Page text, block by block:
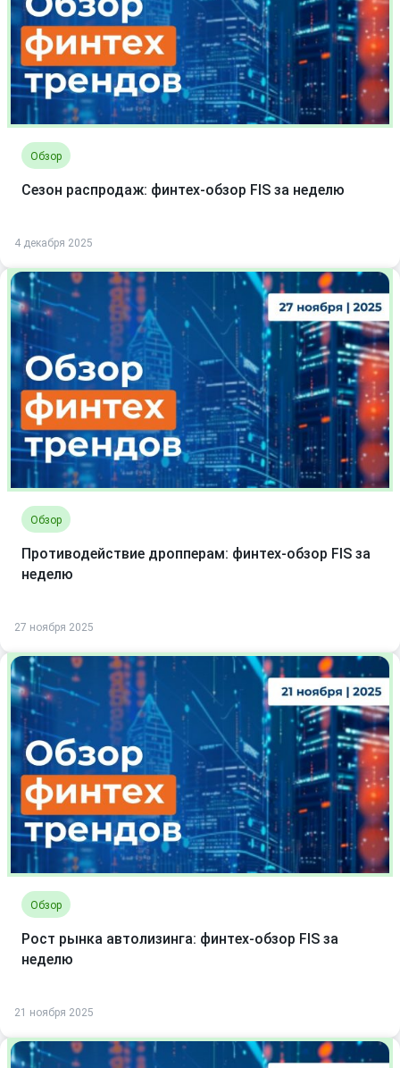
Обзор
Сезон распродаж: финтех-обзор FIS за неделю
4 декабря 2025
Обзор
Противодействие дропперам: финтех-обзор FIS за
неделю
27 ноября 2025
Обзор
Рост рынка автолизинга: финтех-обзор FIS за
неделю
21 ноября 2025